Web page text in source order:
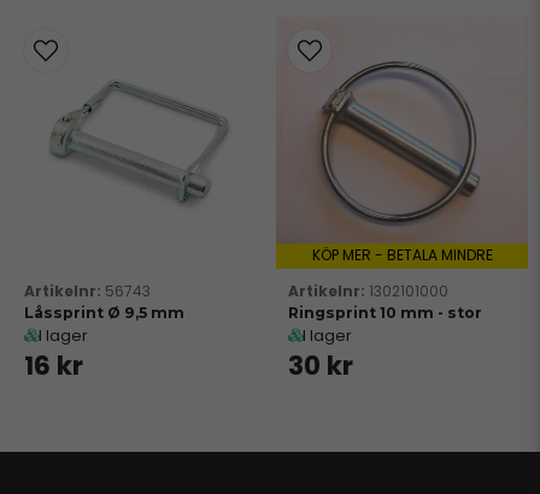
56743
Låssprint Ø 9,5 mm
I lager
16 kr
KÖP MER - BETALA MINDRE
1302101000
Ringsprint 10 mm - stor
I lager
30 kr